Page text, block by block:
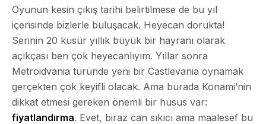
Oyunun kesin çıkış tarihi belirtilmese de bu yıl
içerisinde bizlerle buluşacak. Heyecan dorukta!
Serinin 20 küsür yıllık büyük bir hayranı olarak
açıkçası ben çok heyecanlıyım. Yıllar sonra
Metroidvania türünde yeni bir Castlevania oynamak
gerçekten çok keyifli olacak. Ama burada Konami’nin
dikkat etmesi gereken önemli bir husus var:
fiyatlandırma. Evet, biraz can sıkıcı ama maalesef bu